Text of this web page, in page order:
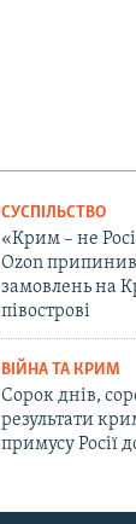
СУСПІЛЬСТВО
«Крим – не
Ozon
замовлень на
півострові
ВІЙНА ТА КРИМ
Сорок днів,
результати
примусу Росії